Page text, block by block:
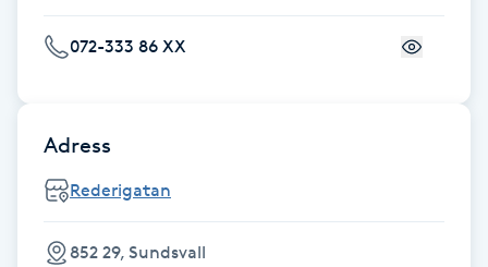
Headspa
Healing
HIFU
072-333 86 XX
Adress
Rederigatan
852 29, Sundsvall